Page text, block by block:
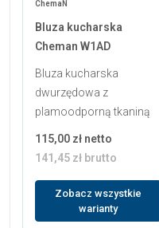
ChemaN
Bluza kucharska
Cheman W1AD
Bluza kucharska
dwurzędowa z
plamoodporną tkaniną
115,00 zł netto
141,45 zł brutto
Zobacz wszystkie
warianty